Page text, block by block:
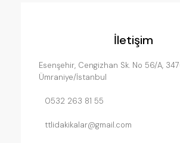
İletişim
Esenşehir, Cengizhan Sk. No 56/A,
Ümraniye/İstanbul
0532 263 81 55
ttlidakikalar@gmail.com